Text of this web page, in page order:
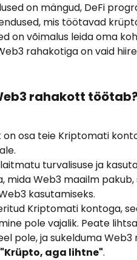
on mängud, DeFi
mis töötavad
on võimalus leida oma
rahakotiga on vaid
rahakott
turvalisuse ja
mida Web3 maailm
kasutamiseks.
Kriptomati kontoga,
pole vajalik. Peate
pole, ja sukelduma Web3
"Krüpto, aga lihtne".